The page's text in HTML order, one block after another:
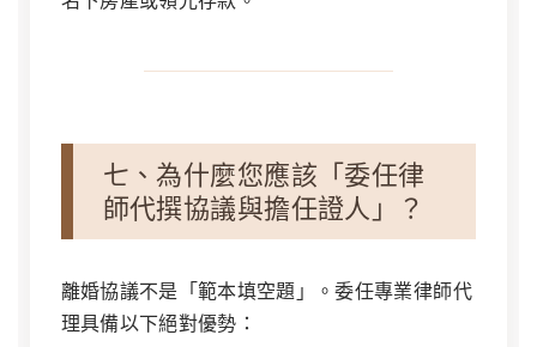
七、為什麼您應該「委任律
師代撰協議與擔任證人」？
離婚協議不是「範本填空題」。委任專業律師代
理具備以下絕對優勢：